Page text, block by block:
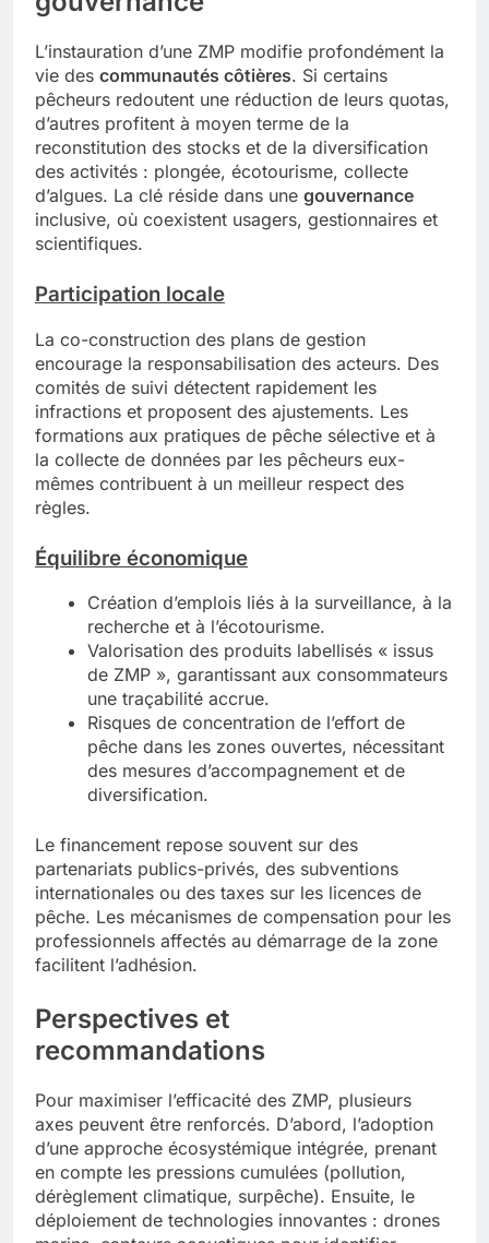
L’instauration d’une ZMP modifie profondément la
vie des communautés côtières. Si certains
pêcheurs redoutent une réduction de leurs quotas,
d’autres profitent à moyen terme de la
reconstitution des stocks et de la diversification
des activités : plongée, écotourisme, collecte
d’algues. La clé réside dans une gouvernance
inclusive, où coexistent usagers, gestionnaires et
scientifiques.
Participation locale
La co-construction des plans de gestion
encourage la responsabilisation des acteurs. Des
comités de suivi détectent rapidement les
infractions et proposent des ajustements. Les
formations aux pratiques de pêche sélective et à
la collecte de données par les pêcheurs eux-
mêmes contribuent à un meilleur respect des
règles.
Équilibre économique
Création d’emplois liés à la surveillance, à la
recherche et à l’écotourisme.
Valorisation des produits labellisés « issus
de ZMP », garantissant aux consommateurs
une traçabilité accrue.
Risques de concentration de l’effort de
pêche dans les zones ouvertes, nécessitant
des mesures d’accompagnement et de
diversification.
Le financement repose souvent sur des
partenariats publics-privés, des subventions
internationales ou des taxes sur les licences de
pêche. Les mécanismes de compensation pour les
professionnels affectés au démarrage de la zone
facilitent l’adhésion.
Perspectives et
recommandations
Pour maximiser l’efficacité des ZMP, plusieurs
axes peuvent être renforcés. D’abord, l’adoption
d’une approche écosystémique intégrée, prenant
en compte les pressions cumulées (pollution,
dérèglement climatique, surpêche). Ensuite, le
déploiement de technologies innovantes : drones